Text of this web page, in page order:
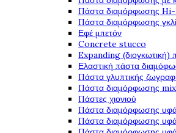
Πάστα διαμόρφωσης
Πάστα διαμόρφωσης
Εφέ μπετόν
Concrete stucco
Expanding (διογκωτική)
Ελαστική πάστα
Πάστα γλυπτικής
Πάστα διαμόρφωσης
Πάστες χιονιού
Πάστα διαμόρφωσης
Πάστα διαμόρφωσης